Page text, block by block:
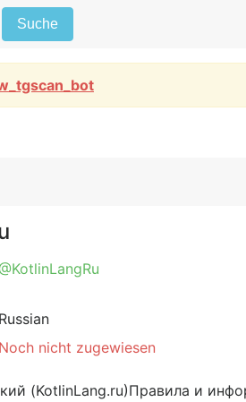
Suche
Russian
Noch nicht zugewiesen
(KotlinLang.ru)Правила и